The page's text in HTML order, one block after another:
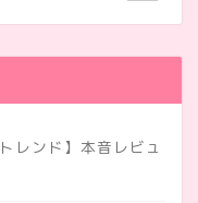
レンド】本音レビュ